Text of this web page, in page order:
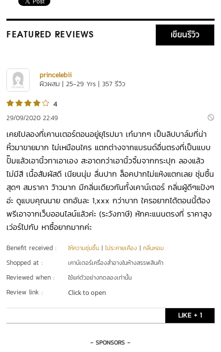
FEATURED REVIEWS เขียนรีวิว
princelebii
ผิวผสม | 25-29 Yrs | 357 รีวิว
4
29/09/2020 22:49
เคยไปลองที่เคานเตอร์ตอนอยู่ยุโรปมา เก๋มากๆ เป็นลิปบาล์มที่น่า
หิ้วมาขายมาก ไม่เหมือนใคร แตกต่างจากแบรนด์อื่นตรงที่เป็นแบบ
ปั๊มแล้วเอานิ้วทาเอาเอง สะอาดกว่าเอานิ้วจิ้มจากกระปุก ลองแล้ว
ไม่มีสี เนื้อสัมผัสดี เนียนนุ่ม ลื่นปาก ล็อคปากไม่แห้งแตกเลย ชุ่มชื้น
สุดๆ สมราคา ว้าวมาก มีกลิ่นเดียวกันทั้งเคาน์เตอร์ กลิ่นผู้ดีๆแป้งๆ
อ่ะ ดูแบบคุณนาย ตกอันละ 1,xxx กว่าบาท ใครอยากได้ตอนนี้ต้อง
พรีเอาจากเว็บออนไลน์แล้วค่ะ (ระวังภาษี) หักคะแนนตรงที่ ราคาสูง
เว่อร์ไปกับ หาซื้อยากมากค่ะ
Benefit received : ให้ความชุ่มชื้น |ไม่ระคายเคือง |กลิ่นหอม
Shopped at : เคาน์เตอร์เครื่องสำอางในห้างสรรพสินค้า
Reviewed when : ใช้แค่ตัวอย่างทดลองเท่านั้น
Review link : Click to open
LIKE + 1
- SPONSORS -